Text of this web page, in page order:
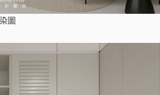
圖